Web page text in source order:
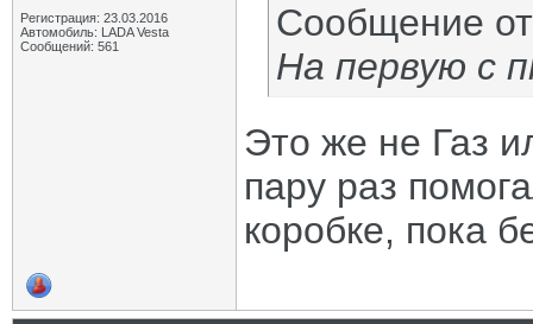
Регистрация: 23.03.2016
Автомобиль: LADA Vesta
Сообщений: 561
Сообщение
На первую с
Это же не Газ
пару раз
коробке, пока